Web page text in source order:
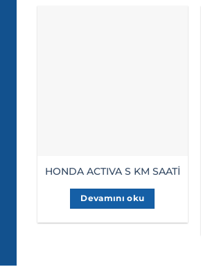
HONDA ACTIVA S KM SAATİ
Devamını oku